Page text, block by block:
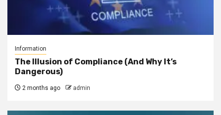
Information
The Illusion of Compliance (And Why It’s
Dangerous)
2 months ago admin